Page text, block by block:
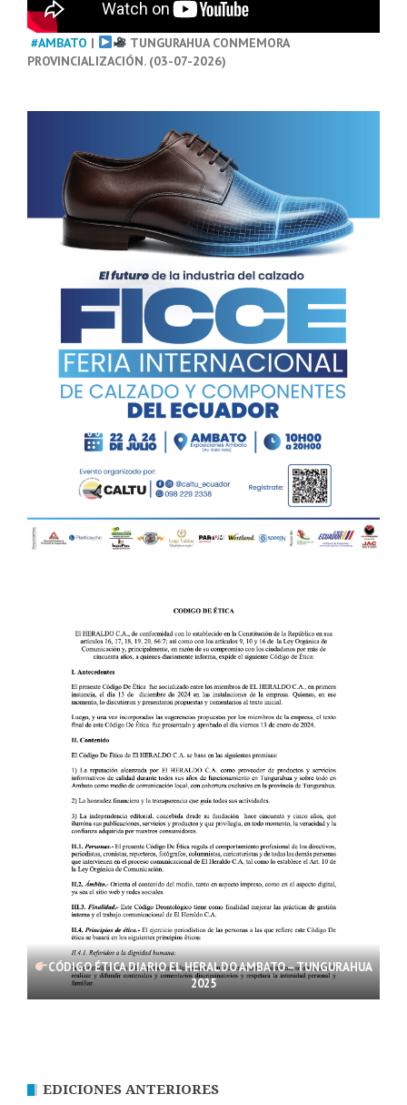
#AMBATO |
TUNGURAHUA CONMEMORA
PROVINCIALIZACIÓN. (03-07-2026)
CÓDIGO ÉTICA DIARIO EL HERALDO AMBATO – TUNGURAHUA
2025
EDICIONES ANTERIORES